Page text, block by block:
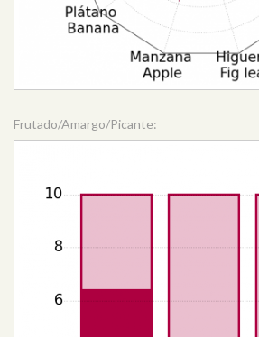
Frutado/Amargo/Picante: